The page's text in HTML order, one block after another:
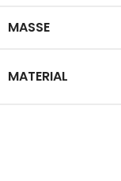
MASSE
MATERIAL